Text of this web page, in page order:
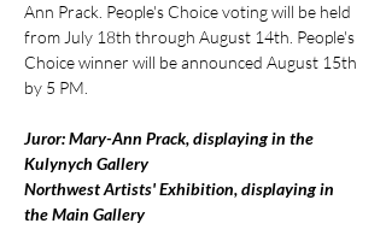
Ann Prack. People's Choice voting will be held
from July 18th through August 14th. People's
Choice winner will be announced August 15th
by 5 PM.
Juror: Mary-Ann Prack, displaying in the
Kulynych Gallery
Northwest Artists' Exhibition, displaying in
the Main Gallery